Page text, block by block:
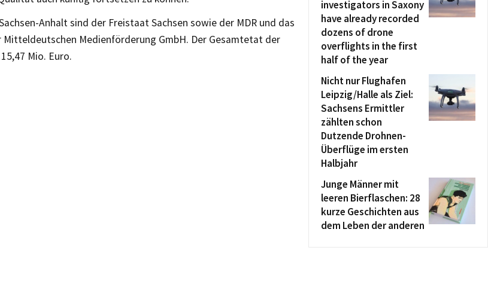
Anhalt sind der Freistaat Sachsen sowie der MDR und das
Mitteldeutschen Medienförderung GmbH. Der Gesamtetat der
Mio. Euro.
investigators in Saxony
have already recorded
dozens of drone
overflights in the first
half of the year
Nicht nur Flughafen
Leipzig/Halle als Ziel:
Sachsens Ermittler
zählten schon
Dutzende Drohnen-
Überflüge im ersten
Halbjahr
Junge Männer mit
leeren Bierflaschen: 28
kurze Geschichten aus
dem Leben der anderen